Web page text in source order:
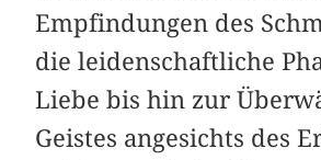
Empfindungen des
die leidenschaftliche
Liebe bis hin zur
Geistes angesichts des